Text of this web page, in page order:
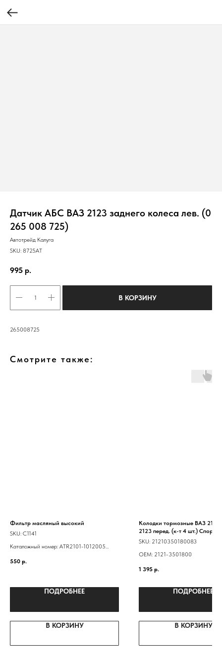
Датчик АБС ВАЗ 2123 заднего колеса лев. (0
265 008 725)
Автотрейд Калуга
SKU: 8725АТ
995 р.
В КОРЗИНУ
265008725
Смотрите также:
Фильтр масляный высокий
SKU: C1141
Каталожный номер: ATR2101-1012005
21010101200583 NF-1001EURO 2101-
550 р.
ПОДРОБНЕЕ
В КОРЗИНУ
Колодки тормозные ВАЗ 2121-
2123 перед. (к-т 4 шт.) Спорт
SKU: 21210350180083
ОЕМ: 2121-3501800
1 395 р.
ПОДРОБНЕЕ
В КОРЗИНУ